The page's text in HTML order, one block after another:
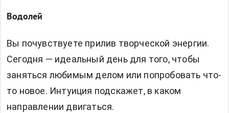
Водолей
Вы почувствуете прилив творческой энергии.
Сегодня — идеальный день для того, чтобы
заняться любимым делом или попробовать что-
то новое. Интуиция подскажет, в каком
направлении двигаться.